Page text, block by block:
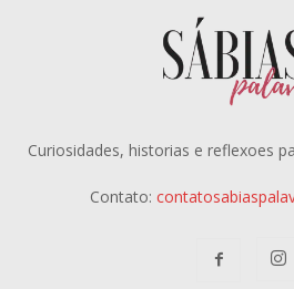
Curiosidades, historias e reflexoes
Contato: